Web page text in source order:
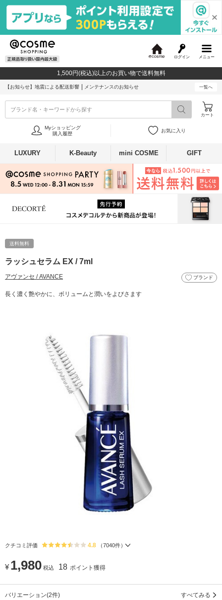
メニュー
ログイン
c
o
1,500円(税込)以上のお買い物で送料無料
【お知らせ】 地震による配送影響 メンテナンスのお知らせ 一覧へ
ブランド名・キーワードから探す
カート
Myショッピング
購入履歴
お気に入り
LUXURY K-Beauty mini COSME GIFT
送料無料
ラッシュセラム EX / 7ml
アヴァンセ / AVANCE ブランド
長く濃く艶やかに、ボリュームと潤いをよびさます
クチコミ評価 4.8 （7040件）
¥ 1,980 税込 18 ポイント獲得
バリエーション(2件) すべてみる